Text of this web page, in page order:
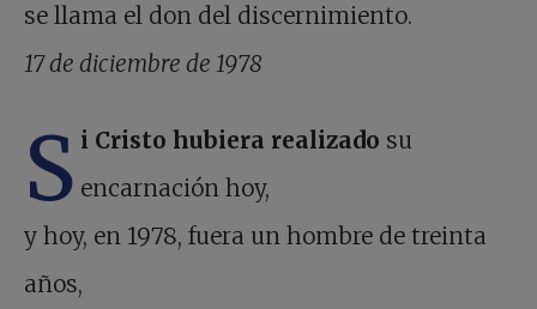
se llama el don del discernimiento.
17 de diciembre de 1978
S i Cristo hubiera realizado su
encarnación hoy,
y hoy, en 1978, fuera un hombre de treinta
años,